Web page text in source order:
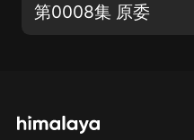
第0008集 原委